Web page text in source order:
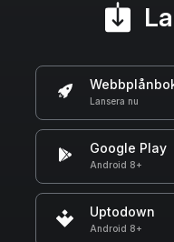
Lansera nu
Google Play
Android 8+
Uptodown
Android 8+